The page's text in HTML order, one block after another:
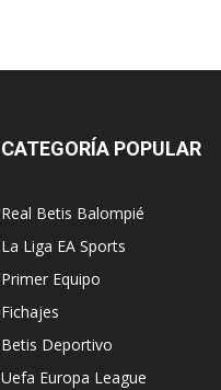
CATEGORÍA POPULAR
Real Betis Balompié
La Liga EA Sports
Primer Equipo
Fichajes
Betis Deportivo
Uefa Europa League